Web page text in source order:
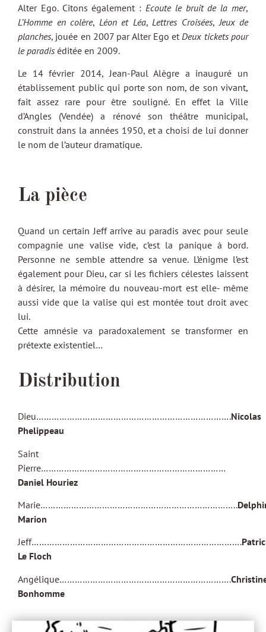
Alter Ego. Citons également : Ecoute le bruit de la mer,
L’Homme en colère, Léon et Léa,Lettres Croisées,Jeux de
planches, jouée en 2007 par Alter Ego etDeux tickets pour
le paradis éditée en 2009.
Le 14 février 2014, Jean-Paul Alègre a inauguré un
établissement public qui porte son nom, de son vivant,
fait assez rare pour être souligné. En effet la Ville
d’Angles (Vendée) a rénové son théâtre municipal,
construit dans la années 1950, et a choisi de lui donner
le nom de l’auteur dramatique.
La pièce
Quand un certain Jeff arrive au paradis avec pour seule
compagnie une valise vide, c’est la panique à bord.
Personne ne semble attendre sa venue. L’énigme l’est
également pour Dieu, car si les fichiers célestes laissent
à désirer, la mémoire du nouveau-mort est elle- même
aussi vide que la valise qui est montée tout droit avec
lui.
Cette amnésie va paradoxalement se transformer en
prétexte existentiel…
Distribution
Dieu………………………………………………………………….Nicolas
Phelippeau
Saint
Pierre………………………………………………………………
Daniel Houriez
Marie…………………………………………………………………..
Marion
Jeff……………………………………………………………………….
Le Floch
Angélique………………………………………………………….
Bonhomme